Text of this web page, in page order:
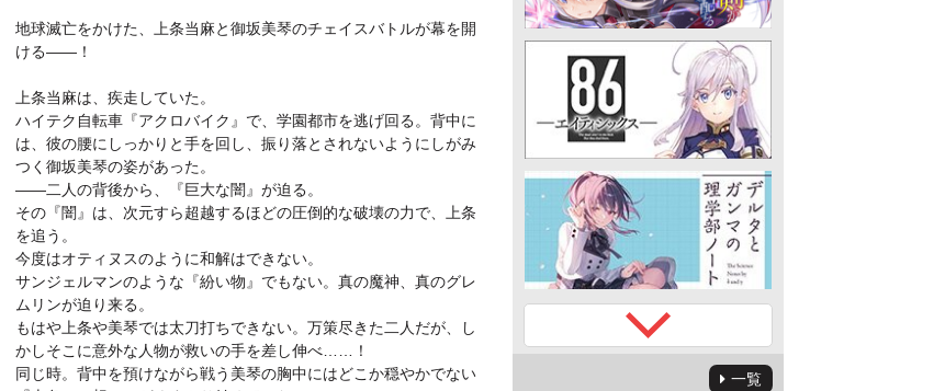
地球滅亡をかけた、上条当麻と御坂美琴のチェイスバトルが幕を開
ける――！
上条当麻は、疾走していた。
ハイテク自転車『アクロバイク』で、学園都市を逃げ回る。背中に
は、彼の腰にしっかりと手を回し、振り落とされないようにしがみ
つく御坂美琴の姿があった。
――二人の背後から、『巨大な闇』が迫る。
その『闇』は、次元すら超越するほどの圧倒的な破壊の力で、上条
を追う。
今度はオティヌスのように和解はできない。
サンジェルマンのような『紛い物』でもない。真の魔神、真のグレ
ムリンが迫り来る。
もはや上条や美琴では太刀打ちできない。万策尽きた二人だが、し
かしそこに意外な人物が救いの手を差し伸べ……！
同じ時。背中を預けながら戦う美琴の胸中にはどこか穏やかでない
一覧